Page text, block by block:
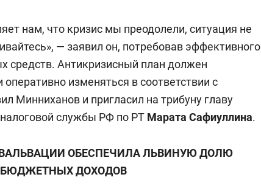
нам, что кризис мы преодолели, ситуация не
», — заявил он, потребовав эффективного
средств. Антикризисный план должен
изменяться в соответствии с
Минниханов и пригласил на трибуну главу
службы РФ по РТ Марата Сафиуллина.
ОБЕСПЕЧИЛА ЛЬВИНУЮ ДОЛЮ
БЮДЖЕТНЫХ ДОХОДОВ